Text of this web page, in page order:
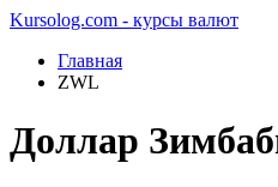
Kursolog.com - курсы валют
Главная
ZWL
Доллар